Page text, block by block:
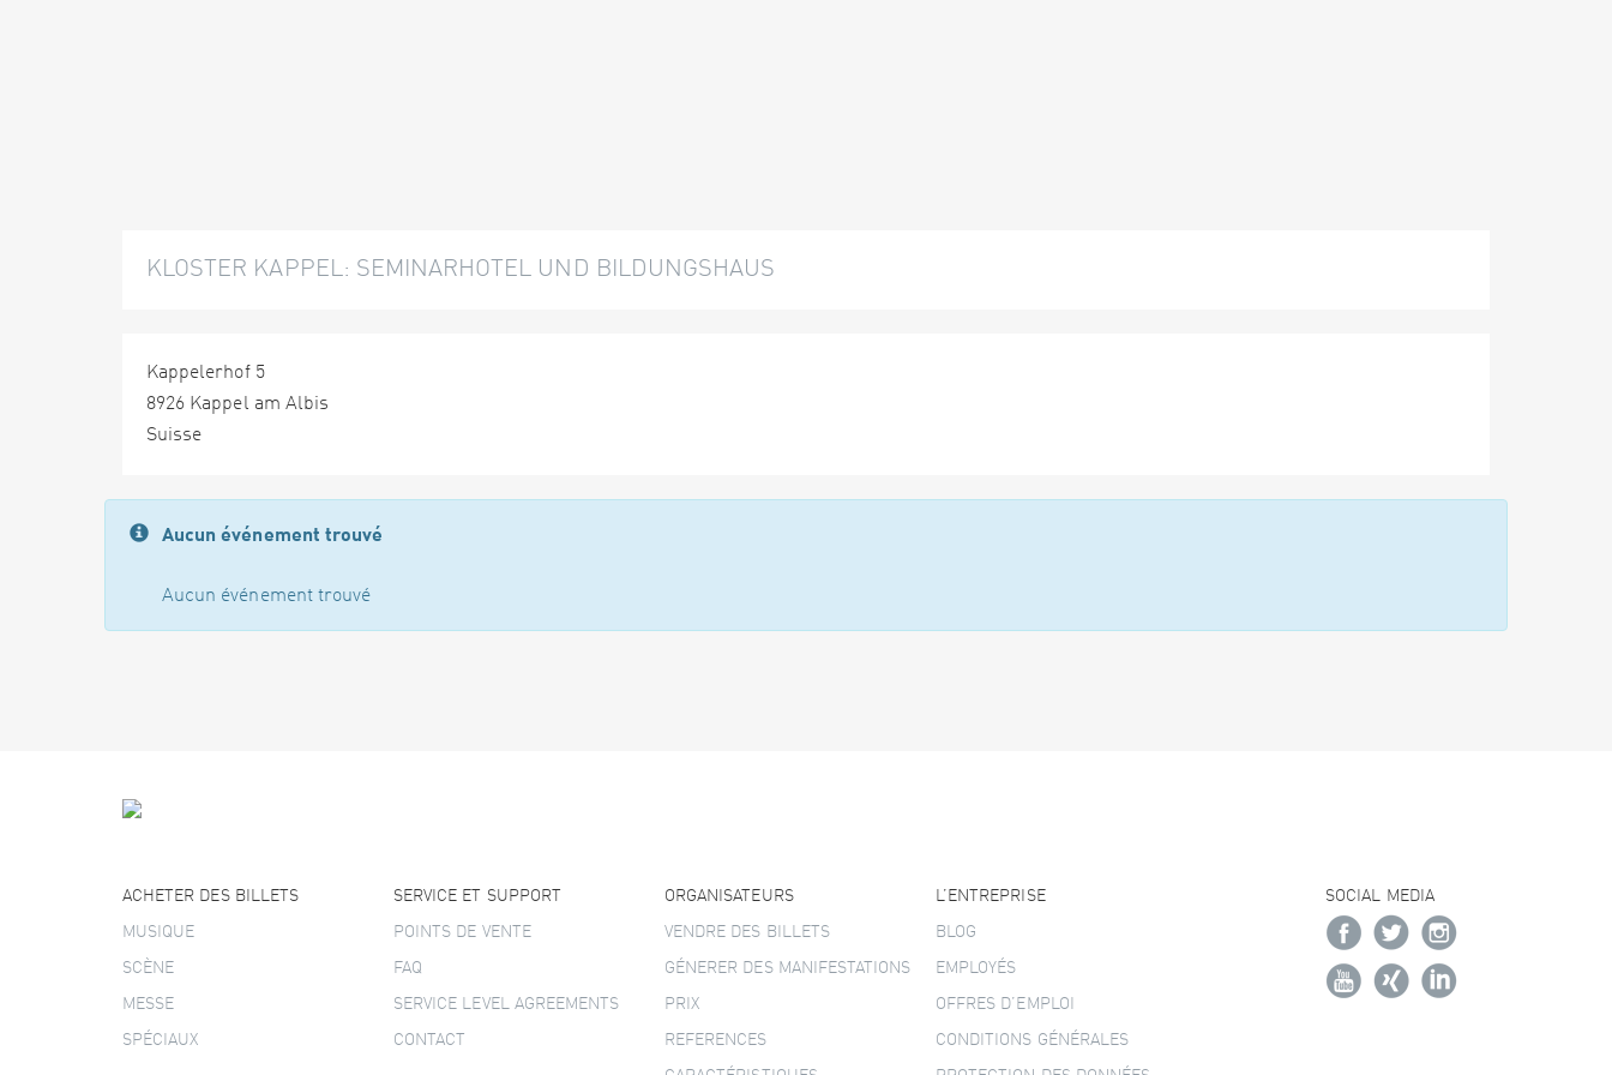
KLOSTER KAPPEL: SEMINARHOTEL UND BILDUNGSHAUS
Kappelerhof 5
8926 Kappel am Albis
Suisse
Aucun événement trouvé
Aucun événement trouvé
ACHETER DES BILLETS
MUSIQUE
SCÈNE
MESSE
SPÉCIAUX
SERVICE ET SUPPORT
POINTS DE VENTE
FAQ
SERVICE LEVEL AGREEMENTS
CONTACT
ORGANISATEURS
VENDRE DES BILLETS
GÉNERER DES MANIFESTATIONS
PRIX
REFERENCES
L’ENTREPRISE
BLOG
EMPLOYÉS
OFFRES D’EMPLOI
CONDITIONS GÉNÉRALES
SOCIAL MEDIA